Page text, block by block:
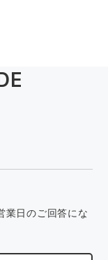
業日のご回答にな